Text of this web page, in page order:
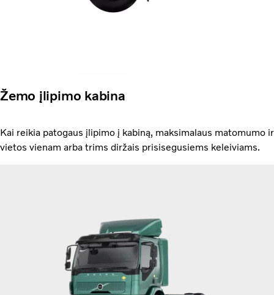
Žemo įlipimo kabina
Kai reikia patogaus įlipimo į kabiną, maksimalaus matomumo ir
vietos vienam arba trims diržais prisisegusiems keleiviams.